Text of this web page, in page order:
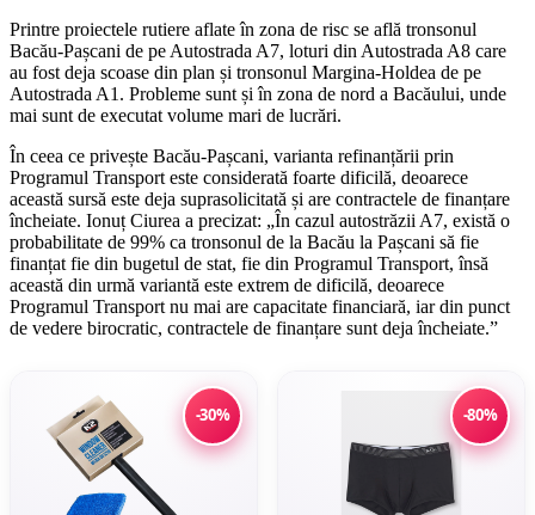
Printre proiectele rutiere aflate în zona de risc se află tronsonul
Bacău-Pașcani de pe Autostrada A7, loturi din Autostrada A8 care
au fost deja scoase din plan și tronsonul Margina-Holdea de pe
Autostrada A1. Probleme sunt și în zona de nord a Bacăului, unde
mai sunt de executat volume mari de lucrări.
În ceea ce privește Bacău-Pașcani, varianta refinanțării prin
Programul Transport este considerată foarte dificilă, deoarece
această sursă este deja suprasolicitată și are contractele de finanțare
încheiate. Ionuț Ciurea a precizat: „În cazul autostrăzii A7, există o
probabilitate de 99% ca tronsonul de la Bacău la Pașcani să fie
finanțat fie din bugetul de stat, fie din Programul Transport, însă
această din urmă variantă este extrem de dificilă, deoarece
Programul Transport nu mai are capacitate financiară, iar din punct
de vedere birocratic, contractele de finanțare sunt deja încheiate.”
-30% -80%